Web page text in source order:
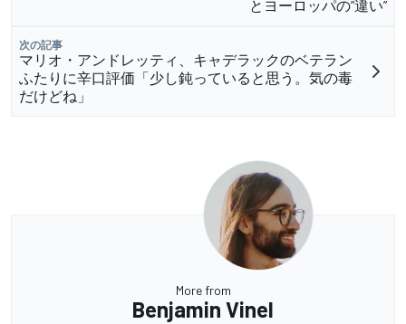
とヨーロッパの”違い”
次の記事
マリオ・アンドレッティ、キャデラックのベテラン
ふたりに辛口評価「少し鈍っていると思う。気の毒
だけどね」
More from
Benjamin Vinel